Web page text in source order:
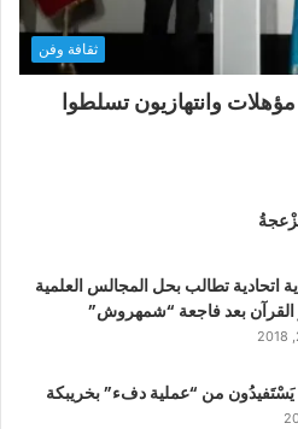
ثقافة وفن
وانتهازيون تسلطوا
اتحادية تطالب بحل المجالس العلمية
القرآن بعد فاجعة “شمهروش”